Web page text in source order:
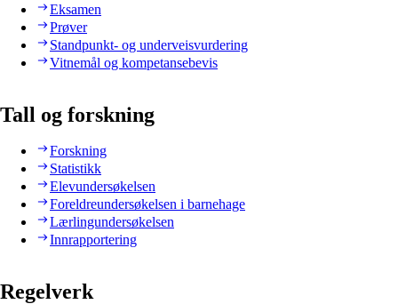
Eksamen
Prøver
Standpunkt- og underveisvurdering
Vitnemål og kompetansebevis
Tall og forskning
Forskning
Statistikk
Elevundersøkelsen
Foreldreundersøkelsen i barnehage
Lærlingundersøkelsen
Innrapportering
Regelverk